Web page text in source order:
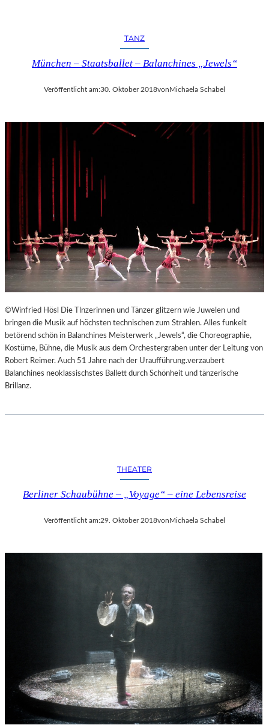
TANZ
München – Staatsballet – Balanchines „Jewels“
Veröffentlicht am:30. Oktober 2018von Michaela Schabel
©Winfried Hösl Die Tlnzerinnen und Tänzer glitzern wie Juwelen und
bringen die Musik auf höchsten technischen zum Strahlen. Alles funkelt
betörend schön in Balanchines Meisterwerk „Jewels“, die Choreographie,
Kostüme, Bühne, die Musik aus dem Orchestergraben unter der Leitung von
Robert Reimer. Auch 51 Jahre nach der Uraufführung.verzaubert
Balanchines neoklassischstes Ballett durch Schönheit und tänzerische
Brillanz.
THEATER
Berliner Schaubühne – „Voyage“ – eine Lebensreise
Veröffentlicht am:29. Oktober 2018vonMichaela Schabel